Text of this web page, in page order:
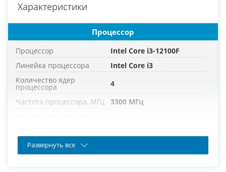
Характеристики
Процессор
Процессор
Intel Core i3-12100F
Линейка процессора
Intel Core i3
Количество ядер
процессора
4
Частота процессора, МГц
3300 МГц
Развернуть все